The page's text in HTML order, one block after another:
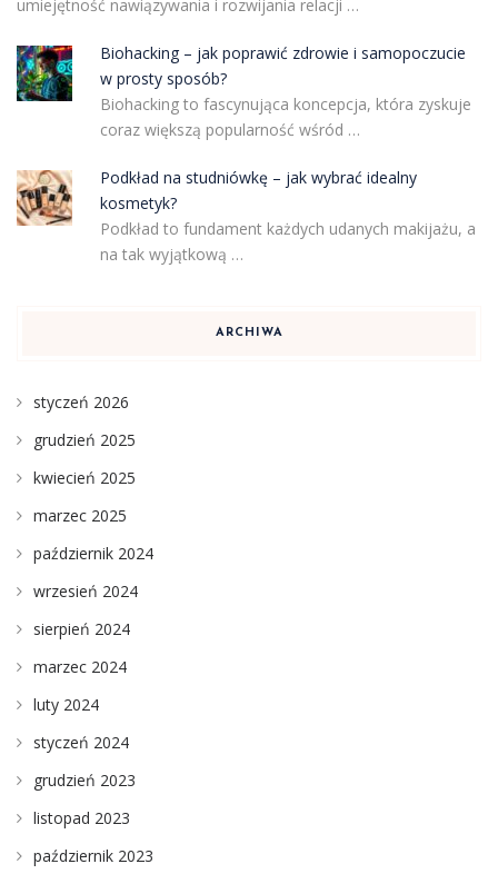
umiejętność nawiązywania i rozwijania relacji …
Biohacking – jak poprawić zdrowie i samopoczucie
w prosty sposób?
Biohacking to fascynująca koncepcja, która zyskuje
coraz większą popularność wśród …
Podkład na studniówkę – jak wybrać idealny
kosmetyk?
Podkład to fundament każdych udanych makijażu, a
na tak wyjątkową …
ARCHIWA
styczeń 2026
grudzień 2025
kwiecień 2025
marzec 2025
październik 2024
wrzesień 2024
sierpień 2024
marzec 2024
luty 2024
styczeń 2024
grudzień 2023
listopad 2023
październik 2023